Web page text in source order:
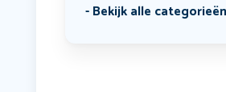
Bekijk alle categorieën